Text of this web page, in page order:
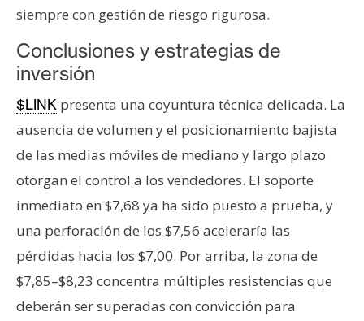
siempre con gestión de riesgo rigurosa.
Conclusiones y estrategias de
inversión
$LINK presenta una coyuntura técnica delicada. La
ausencia de volumen y el posicionamiento bajista
de las medias móviles de mediano y largo plazo
otorgan el control a los vendedores. El soporte
inmediato en $7,68 ya ha sido puesto a prueba, y
una perforación de los $7,56 aceleraría las
pérdidas hacia los $7,00. Por arriba, la zona de
$7,85–$8,23 concentra múltiples resistencias que
deberán ser superadas con convicción para